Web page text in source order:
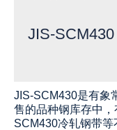
JIS-SCM430
JIS-SCM430是有象
售的品种钢库存中
SCM430冷轧钢带等